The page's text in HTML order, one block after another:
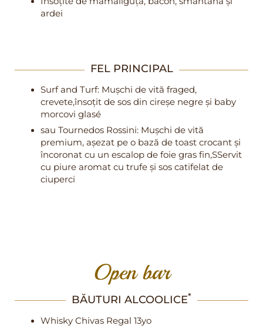
ardei
FEL PRINCIPAL
Surf and Turf: Mușchi de vită fraged,
crevete,însoțit de sos din cireșe negre și baby
morcovi glasé
sau Tournedos Rossini: Mușchi de vită
premium, așezat pe o bază de toast crocant și
încoronat cu un escalop de foie gras fin,SServit
cu piure aromat cu trufe și sos catifelat de
ciuperci
Open bar
BĂUTURI ALCOOLICE*
Whisky Chivas Regal 13yo